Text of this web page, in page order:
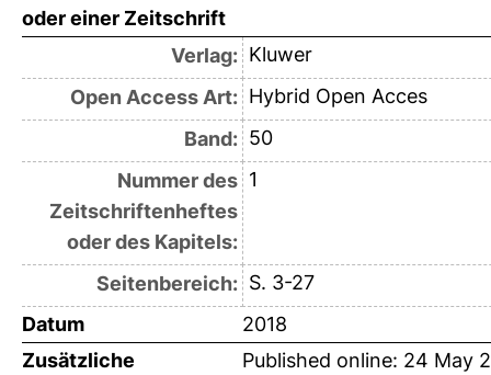
oder einer Zeitschrift
Verlag: Kluwer
Open Access Art: Hybrid Open Acces
Band: 50
Nummer des
Zeitschriftenheftes
oder des Kapitels:
1
Seitenbereich: S. 3-27
Datum
2018
Zusätzliche
Published online: 24 May